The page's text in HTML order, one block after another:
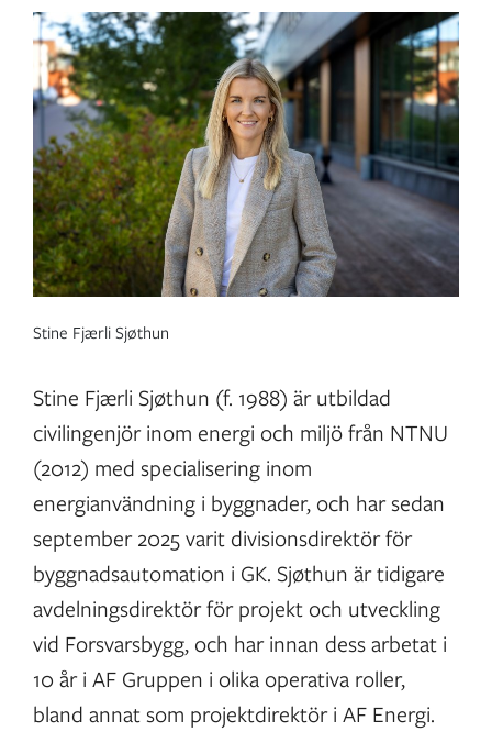
Stine Fjærli Sjøthun
Stine Fjærli Sjøthun (f. 1988) är utbildad
civilingenjör inom energi och miljö från NTNU
(2012) med specialisering inom
energianvändning i byggnader, och har sedan
september 2025 varit divisionsdirektör för
byggnadsautomation i GK. Sjøthun är tidigare
avdelningsdirektör för projekt och utveckling
vid Forsvarsbygg, och har innan dess arbetat i
10 år i AF Gruppen i olika operativa roller,
bland annat som projektdirektör i AF Energi.